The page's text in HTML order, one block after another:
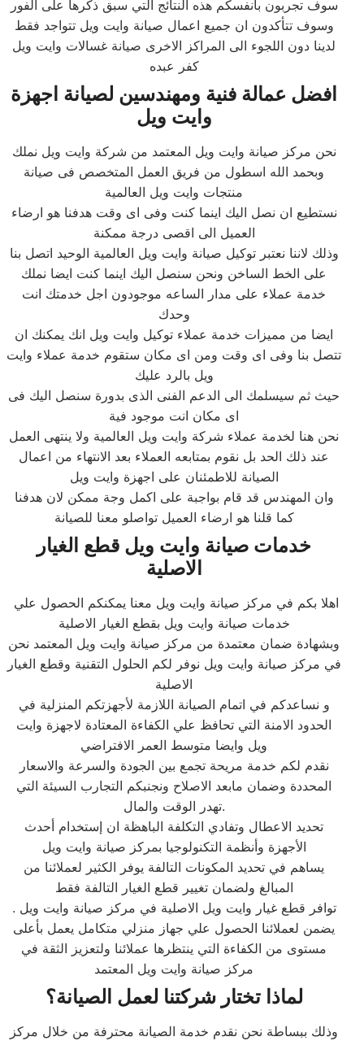
سوف تجربون بأنفسكم هذه النتائج التي سبق ذكرها على الفور
وسوف تتأكدون ان جميع اعمال صيانة وايت ويل تتواجد فقط
لدينا دون اللجوء الى المراكز الاخرى صيانة غسالات وايت ويل
كفر عبده
افضل عمالة فنية ومهندسين لصيانة اجهزة
وايت ويل
نحن مركز صيانة وايت ويل المعتمد من شركة وايت ويل نملك
وبحمد الله اسطول من فريق العمل المتخصص فى صيانة
منتجات وايت ويل العالمية
نستطيع ان نصل اليك اينما كنت وفى اى وقت هدفنا هو ارضاء
العميل الى اقصى درجة ممكنة
وذلك لاننا نعتبر توكيل صيانة وايت ويل العالمية الوحيد اتصل بنا
على الخط الساخن ونحن سنصل اليك اينما كنت ايضا نملك
خدمة عملاء على مدار الساعه موجودون اجل خدمتك انت
وحدك
ايضا من مميزات خدمة عملاء توكيل وايت ويل انك يمكنك ان
تتصل بنا وفى اى وقت ومن اى مكان ستقوم خدمة عملاء وايت
ويل بالرد عليك
حيث ثم سيسلمك الى الدعم الفنى الذى بدورة سنصل اليك فى
اى مكان انت موجود فية
نحن هنا لخدمة عملاء شركة وايت ويل العالمية ولا ينتهى العمل
عند ذلك الحد بل نقوم بمتابعه العملاء بعد الانتهاء من اعمال
الصيانة للاطمئنان على اجهزة وايت ويل
وان المهندس قد قام بواجبة على اكمل وجة ممكن لان هدفنا
كما قلنا هو ارضاء العميل تواصلو معنا للصيانة
خدمات صيانة وايت ويل قطع الغيار
الاصلية
خدمات صيانة وايت ويل بقطع الغيار الاصلية
وبشهادة ضمان معتمدة من مركز صيانة وايت ويل المعتمد نحن
في مركز صيانة وايت ويل نوفر لكم الحلول التقنية وقطع الغيار
الاصلية
و نساعدكم في اتمام الصيانة اللازمة لأجهزتكم المنزلية في
الحدود الامنة التي تحافظ علي الكفاءة المعتادة لاجهزة وايت
ويل وايضا متوسط العمر الافتراضي
نقدم لكم خدمة مريحة تجمع بين الجودة والسرعة والاسعار
المحددة وضمان مابعد الاصلاح ونجنبكم التجارب السيئة التي
تهدر الوقت والمال.
تحديد الاعطال وتفادي التكلفة الباهظة ان إستخدام أحدث
الأجهزة وأنظمة التكنولوجيا بمركز صيانة وايت ويل
يساهم في تحديد المكونات التالفة يوفر الكثير لعملائنا من
المبالغ ولضمان تغيير قطع الغيار التالفة فقط
توافر قطع غيار وايت ويل الاصلية في مركز صيانة وايت ويل .
يضمن لعملائنا الحصول علي جهاز منزلي متكامل يعمل بأعلى
مستوى من الكفاءة التي ينتظرها عملائنا ولتعزيز الثقة في
مركز صيانة وايت ويل المعتمد
لماذا تختار شركتنا لعمل الصيانة؟
وذلك ببساطة نحن نقدم خدمة الصيانة محترفة من خلال مركز